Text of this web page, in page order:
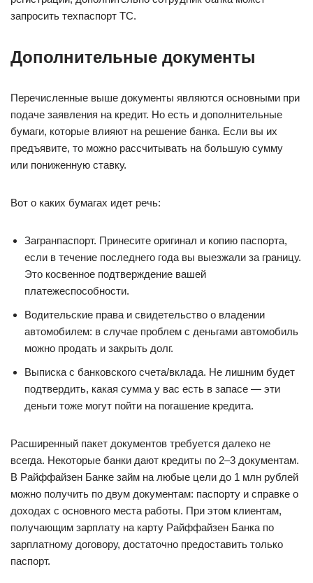
запросить техпаспорт ТС.
Дополнительные документы
Перечисленные выше документы являются основными при
подаче заявления на кредит. Но есть и дополнительные
бумаги, которые влияют на решение банка. Если вы их
предъявите, то можно рассчитывать на большую сумму
или пониженную ставку.
Вот о каких бумагах идет речь:
Загранпаспорт. Принесите оригинал и копию паспорта,
если в течение последнего года вы выезжали за границу.
Это косвенное подтверждение вашей
платежеспособности.
Водительские права и свидетельство о владении
автомобилем: в случае проблем с деньгами автомобиль
можно продать и закрыть долг.
Выписка с банковского счета/вклада. Не лишним будет
подтвердить, какая сумма у вас есть в запасе — эти
деньги тоже могут пойти на погашение кредита.
Расширенный пакет документов требуется далеко не
всегда. Некоторые банки дают кредиты по 2–3 документам.
В Райффайзен Банке займ на любые цели до 1 млн рублей
можно получить по двум документам: паспорту и справке о
доходах с основного места работы. При этом клиентам,
получающим зарплату на карту Райффайзен Банка по
зарплатному договору, достаточно предоставить только
паспорт.